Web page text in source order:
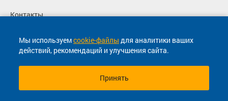
Мы используемcookie-файлы для аналитики ваших
действий, рекомендаций и улучшения сайта.
Принять
Контакты
Политика конфиденциальности
Перевозчикам
© 2013-2026, ООО "Капитал"- Онлайн сервис продажи